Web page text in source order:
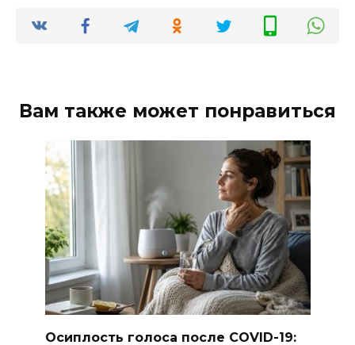
Вам также может понравиться
Осиплость голоса после COVID-19: